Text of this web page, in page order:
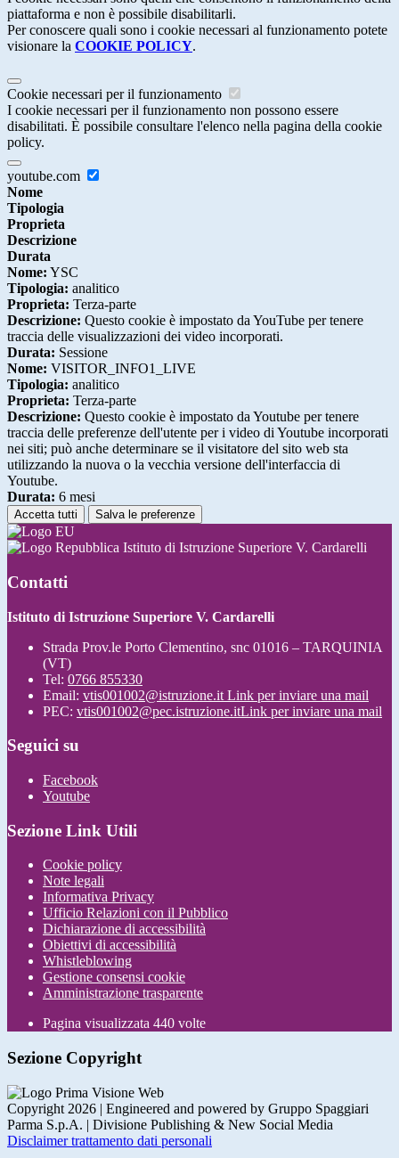
piattaforma e non è possibile disabilitarli.
Per conoscere quali sono i cookie necessari al funzionamento potete
visionare la COOKIE POLICY.
Cookie necessari per il funzionamento
I cookie necessari per il funzionamento non possono essere
disabilitati. È possibile consultare l'elenco nella pagina della cookie
policy.
youtube.com
Nome
Tipologia
Proprieta
Descrizione
Durata
Nome: YSC
Tipologia: analitico
Proprieta: Terza-parte
Descrizione: Questo cookie è impostato da YouTube per tenere
traccia delle visualizzazioni dei video incorporati.
Durata: Sessione
Nome: VISITOR_INFO1_LIVE
Tipologia: analitico
Proprieta: Terza-parte
Descrizione: Questo cookie è impostato da Youtube per tenere
traccia delle preferenze dell'utente per i video di Youtube incorporati
nei siti; può anche determinare se il visitatore del sito web sta
utilizzando la nuova o la vecchia versione dell'interfaccia di
Youtube.
Durata: 6 mesi
Accetta tutti Salva le preferenze
Istituto di Istruzione Superiore V. Cardarelli
Contatti
Istituto di Istruzione Superiore V. Cardarelli
Strada Prov.le Porto Clementino, snc 01016 – TARQUINIA
(VT)
Tel: 0766 855330
Email: vtis001002@istruzione.it Link per inviare una mail
PEC: vtis001002@pec.istruzione.itLink per inviare una mail
Seguici su
Facebook
Youtube
Sezione Link Utili
Cookie policy
Note legali
Informativa Privacy
Ufficio Relazioni con il Pubblico
Dichiarazione di accessibilità
Obiettivi di accessibilità
Whistleblowing
Gestione consensi cookie
Amministrazione trasparente
Pagina visualizzata 440 volte
Sezione Copyright
Copyright 2026 | Engineered and powered by Gruppo Spaggiari
Parma S.p.A. | Divisione Publishing & New Social Media
Disclaimer trattamento dati personali